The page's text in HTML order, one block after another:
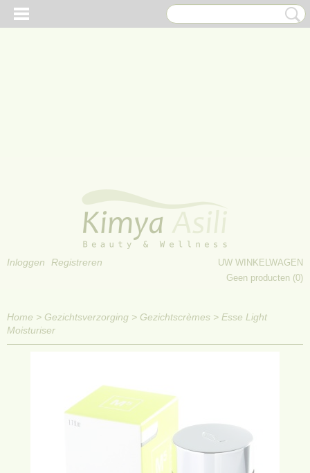
Inloggen Registreren
UW WINKELWAGEN
Geen producten (0)
Home > Gezichtsverzorging > Gezichtscrèmes > Esse Light
Moisturiser